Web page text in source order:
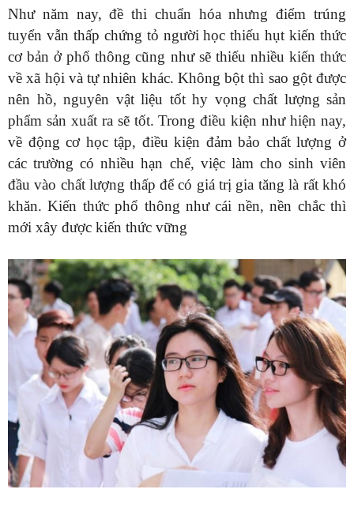
Như năm nay, đề thi chuẩn hóa nhưng điểm trúng
tuyển vẫn thấp chứng tỏ người học thiếu hụt kiến thức
cơ bản ở phổ thông cũng như sẽ thiếu nhiều kiến thức
về xã hội và tự nhiên khác. Không bột thì sao gột được
nên hồ, nguyên vật liệu tốt hy vọng chất lượng sản
phẩm sản xuất ra sẽ tốt. Trong điều kiện như hiện nay,
về động cơ học tập, điều kiện đảm bảo chất lượng ở
các trường có nhiều hạn chế, việc làm cho sinh viên
đầu vào chất lượng thấp để có giá trị gia tăng là rất khó
khăn. Kiến thức phổ thông như cái nền, nền chắc thì
mới xây được kiến thức vững